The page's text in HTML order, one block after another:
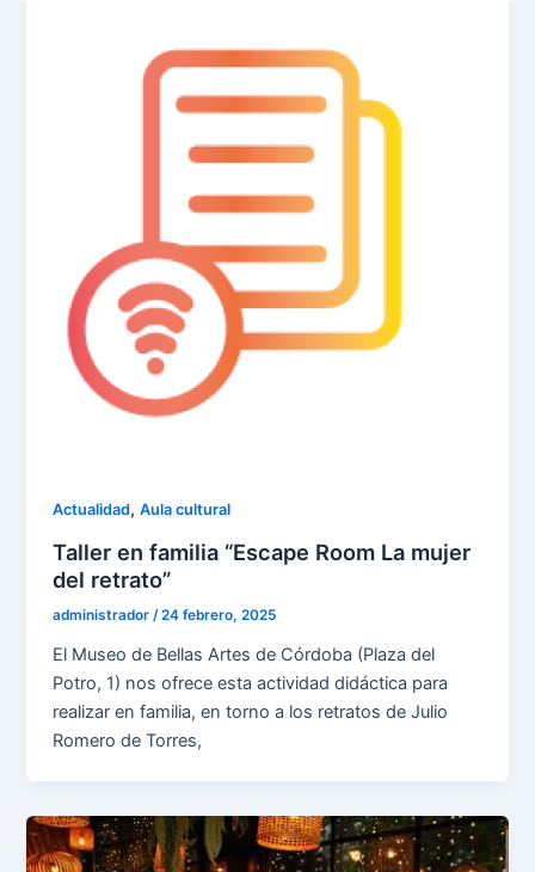
Actualidad,Aula cultural
Taller en familia “Escape Room La mujer
del retrato”
administrador/24 febrero, 2025
El Museo de Bellas Artes de Córdoba (Plaza del
Potro, 1) nos ofrece esta actividad didáctica para
realizar en familia, en torno a los retratos de Julio
Romero de Torres,